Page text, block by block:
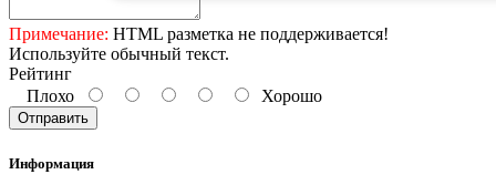
Примечание: HTML разметка не поддерживается!
Используйте обычный текст.
Рейтинг
Плохо
Хорошо
Отправить
Информация